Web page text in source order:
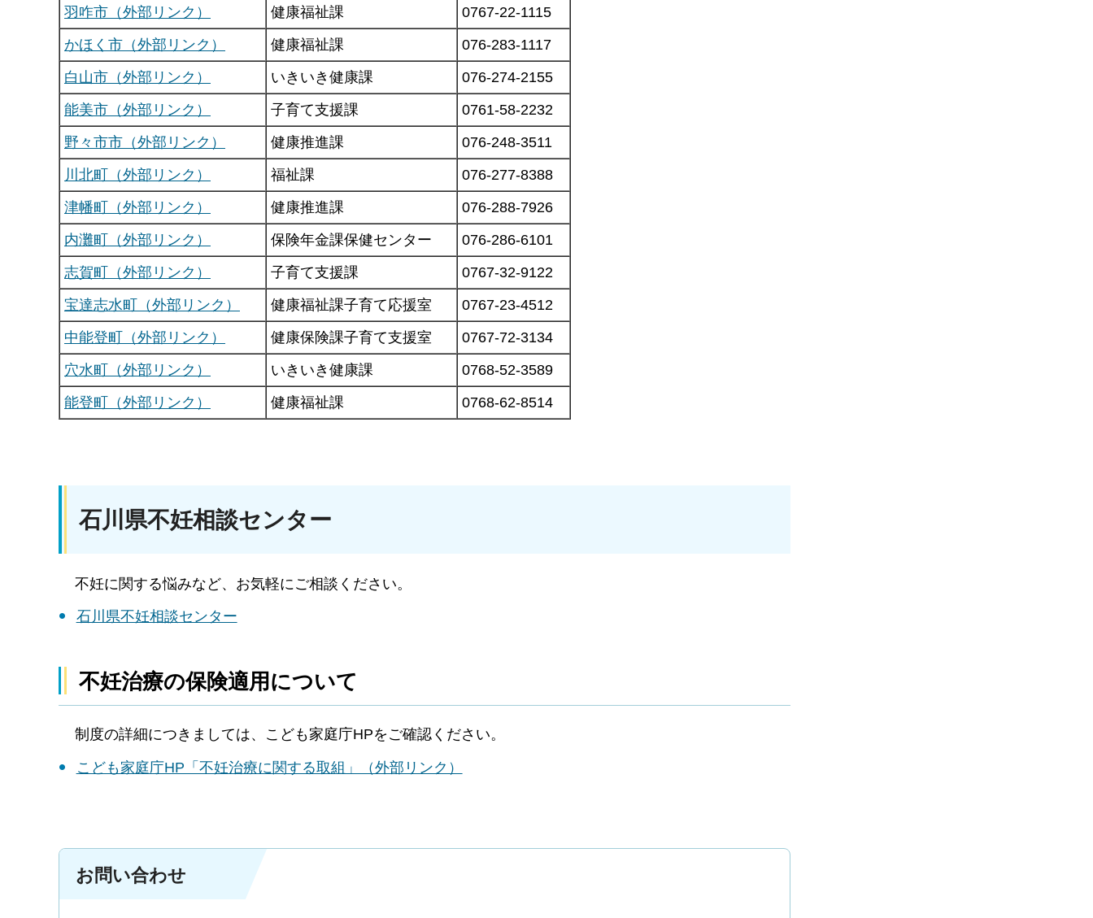
羽咋市（外部リンク）
健康福祉課
0767-22-1115
かほく市（外部リンク）
健康福祉課
076-283-1117
白山市（外部リンク）
いきいき健康課
076-274-2155
能美市（外部リンク）
子育て支援課
0761-58-2232
野々市市（外部リンク）
健康推進課
076-248-3511
川北町（外部リンク）
福祉課
076-277-8388
津幡町（外部リンク）
健康推進課
076-288-7926
内灘町（外部リンク）
保険年金課保健センター
076-286-6101
志賀町（外部リンク）
子育て支援課
0767-32-9122
宝達志水町（外部リンク）
健康福祉課子育て応援室
0767-23-4512
中能登町（外部リンク）
健康保険課子育て支援室
0767-72-3134
穴水町（外部リンク）
いきいき健康課
0768-52-3589
能登町（外部リンク）
健康福祉課 0768-62-8514
石川県不妊相談センター
不妊に関する悩みなど、お気軽にご相談ください。
石川県不妊相談センター
不妊治療の保険適用について
制度の詳細につきましては、こども家庭庁HPをご確認ください。
こども家庭庁HP「不妊治療に関する取組」（外部リンク）
お問い合わせ